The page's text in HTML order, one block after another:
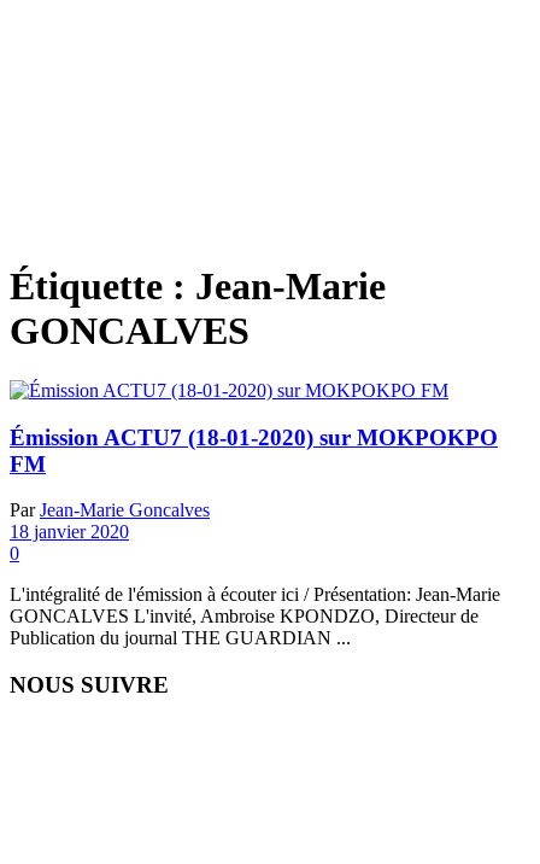
Étiquette : Jean-Marie
GONCALVES
Émission ACTU7 (18-01-2020) sur MOKPOKPO
FM
Par Jean-Marie Goncalves
18 janvier 2020
0
L'intégralité de l'émission à écouter ici / Présentation: Jean-Marie
GONCALVES L'invité, Ambroise KPONDZO, Directeur de
Publication du journal THE GUARDIAN ...
NOUS SUIVRE